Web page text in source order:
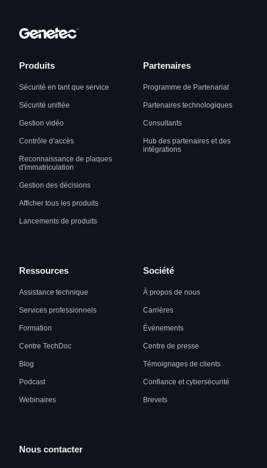
Produits
Sécurité en tant que service
Sécurité unifiée
Gestion vidéo
Contrôle d’accès
Reconnaissance de plaques
d'immatriculation
Gestion des décisions
Afficher tous les produits
Lancements de produits
Partenaires
Programme de Partenariat
Partenaires technologiques
Consultants
Hub des partenaires et des
intégrations
Ressources
Assistance technique
Services professionnels
Formation
Centre TechDoc
Blog
Podcast
Webinaires
Société
À propos de nous
Carrières
Événements
Centre de presse
Témoignages de clients
Confiance et cybersécurité
Brevets
Nous contacter